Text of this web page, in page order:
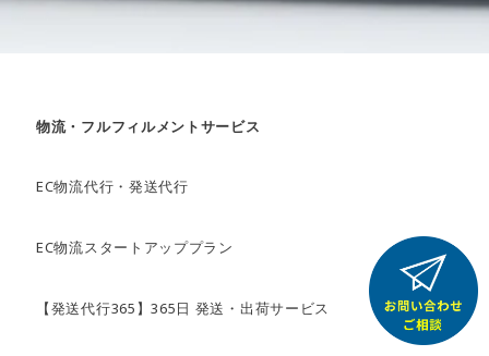
物流・フルフィルメントサービス
EC物流代行・発送代行
EC物流スタートアッププラン
【発送代行365】365日 発送・出荷サービス